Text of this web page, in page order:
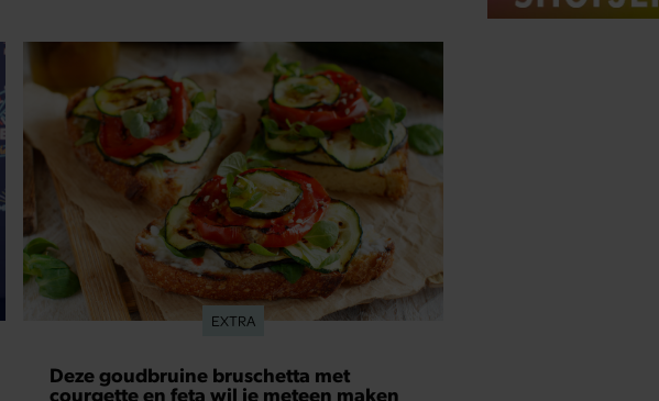
sneden witbrood 1. Snijd de courgettes schuin in
plakken van 2 centimeter dik. Halveer de
tomaatjes. Pel en hak de knoflook. 2. Verhit een
scheut olie in…